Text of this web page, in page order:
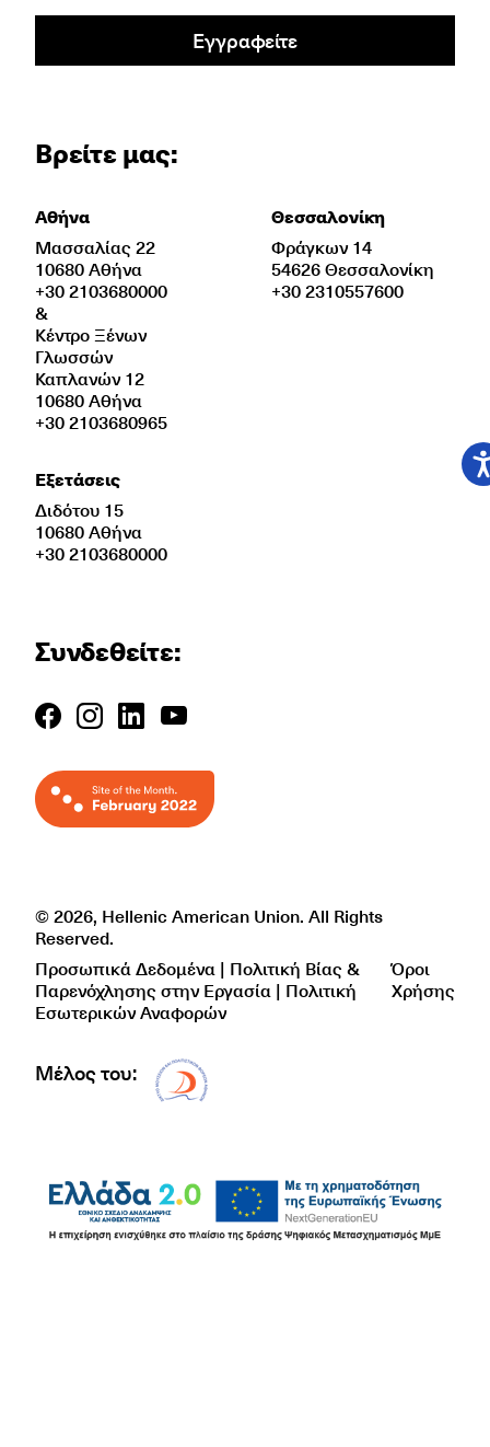
Εγγραφείτε
Βρείτε μας:
Αθήνα
Μασσαλίας 22
10680 Αθήνα
+30 2103680000
&
Κέντρο Ξένων
Γλωσσών
Καπλανών 12
10680 Αθήνα
+30 2103680965
Εξετάσεις
Διδότου 15
10680 Αθήνα
+30 2103680000
Θεσσαλονίκη
Φράγκων 14
54626 Θεσσαλονίκη
+30 2310557600
Συνδεθείτε:
© 2026, Hellenic American Union. All Rights
Reserved.
Προσωπικά Δεδομένα | Πολιτική Βίας &
Παρενόχλησης στην Εργασία | Πολιτική
Εσωτερικών Αναφορών
Όροι
Χρήσης
Μέλος του: